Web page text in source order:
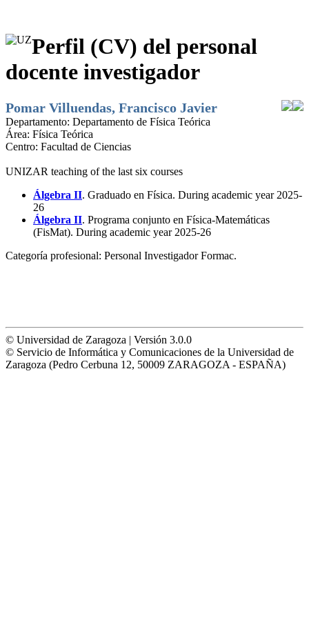
Perfil (CV) del personal
docente investigador
Pomar Villuendas, Francisco Javier
Departamento: Departamento de Física Teórica
Área: Física Teórica
Centro: Facultad de Ciencias
UNIZAR teaching of the last six courses
Álgebra II. Graduado en Física. During academic year 2025-
26
Álgebra II. Programa conjunto en Física-Matemáticas
(FisMat). During academic year 2025-26
Categoría profesional: Personal Investigador Formac.
© Universidad de Zaragoza | Versión 3.0.0
© Servicio de Informática y Comunicaciones de la Universidad de
Zaragoza (Pedro Cerbuna 12, 50009 ZARAGOZA - ESPAÑA)